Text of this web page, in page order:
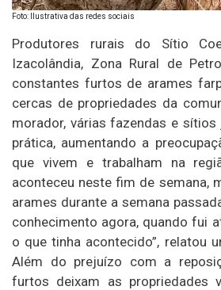
Foto: Ilustrativa das redes sociais
Produtores rurais do Sítio
Izacolândia, Zona Rural de
constantes furtos de arames
cercas de propriedades da
morador, várias fazendas e
prática, aumentando a
que vivem e trabalham na
aconteceu neste fim de semana,
arames durante a semana
conhecimento agora, quando fui
o que tinha acontecido”, relatou
Além do prejuízo com a
furtos deixam as propriedades